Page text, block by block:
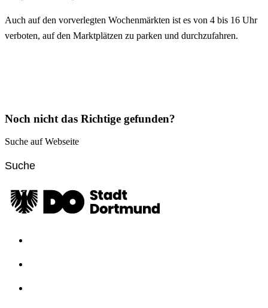
Auch auf den vorverlegten Wochenmärkten ist es von 4 bis 16 Uhr
verboten, auf den Marktplätzen zu parken und durchzufahren.
Noch nicht das Richtige gefunden?
Suche auf Webseite